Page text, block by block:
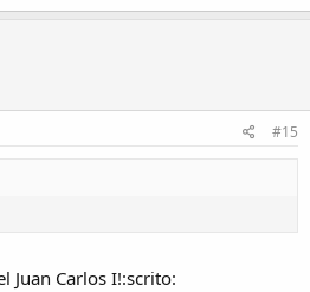
#15
Juan Carlos I!:scrito: